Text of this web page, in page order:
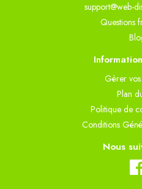
support@web-
Questions
Gèrer
Plan
Politique de
Conditions
Nous